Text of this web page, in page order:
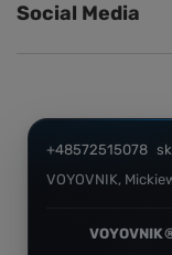
Social Media
+48572515078
VOYOVNIK,